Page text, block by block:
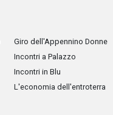
Giro dell'Appennino Donne
Incontri a Palazzo
Incontri in Blu
L'economia dell'entroterra